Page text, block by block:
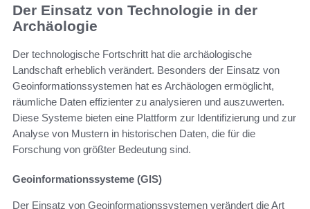
Der Einsatz von Technologie in der
Archäologie
Der technologische Fortschritt hat die archäologische
Landschaft erheblich verändert. Besonders der Einsatz von
Geoinformationssystemen hat es Archäologen ermöglicht,
räumliche Daten effizienter zu analysieren und auszuwerten.
Diese Systeme bieten eine Plattform zur Identifizierung und zur
Analyse von Mustern in historischen Daten, die für die
Forschung von größter Bedeutung sind.
Geoinformationssysteme (GIS)
Der Einsatz von Geoinformationssystemen verändert die Art